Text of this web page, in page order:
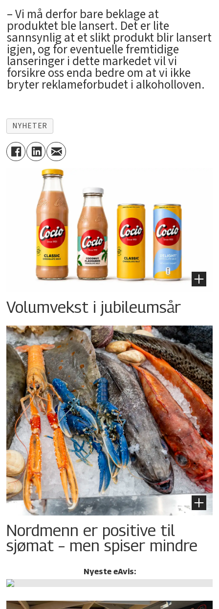
– Vi må derfor bare beklage at
produktet ble lansert. Det er lite
sannsynlig at et slikt produkt blir lansert
igjen, og for eventuelle fremtidige
lanseringer i dette markedet vil vi
forsikre oss enda bedre om at vi ikke
bryter reklameforbudet i alkoholloven.
NYHETER
Volumvekst i jubileumsår
Nordmenn er positive til
sjømat – men spiser mindre
Nyeste eAvis: